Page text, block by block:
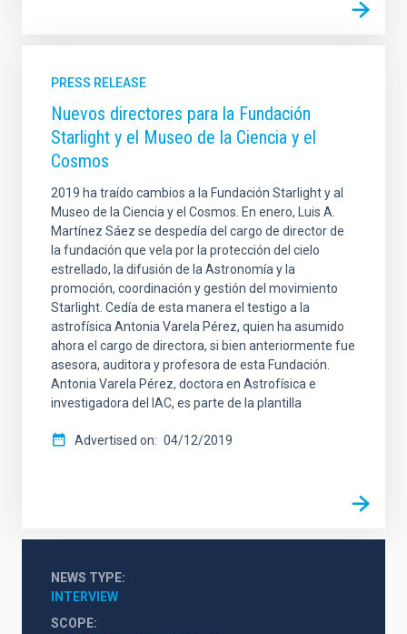
PRESS RELEASE
Nuevos directores para la Fundación
Starlight y el Museo de la Ciencia y el
Cosmos
2019 ha traído cambios a la Fundación Starlight y al
Museo de la Ciencia y el Cosmos. En enero, Luis A.
Martínez Sáez se despedía del cargo de director de
la fundación que vela por la protección del cielo
estrellado, la difusión de la Astronomía y la
promoción, coordinación y gestión del movimiento
Starlight. Cedía de esta manera el testigo a la
astrofísica Antonia Varela Pérez, quien ha asumido
ahora el cargo de directora, si bien anteriormente fue
asesora, auditora y profesora de esta Fundación.
Antonia Varela Pérez, doctora en Astrofísica e
investigadora del IAC, es parte de la plantilla
Advertised on 04/12/2019
NEWS TYPE
INTERVIEW
SCOPE